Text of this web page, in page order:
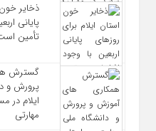
ذخایر
پایانی
تأمین
گسترش
پرورش و
ایلام در
مهارتی